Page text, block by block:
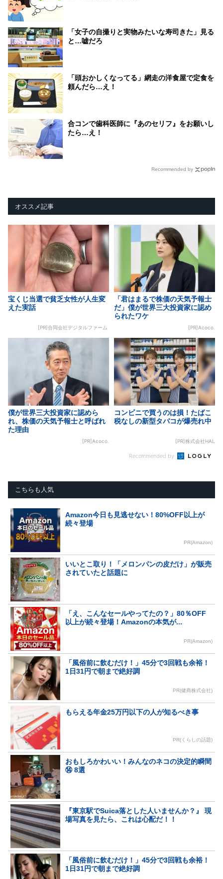
「女子の自撮りと実物みたいな寿司きた」見る
と…嘘だろ
「頭おかしくなってる」網走の洋食屋で定食を
頼んだら…え！
合コンで歯科医師に『あのセリフ』をお願いし
たら…え！
Recommended by
オススメ記事
宝くじ当選で貧乏女性が人生変
えた実話
[PR]合同会社デジタルファーム
「君はまるで株価の天気予報士
だ」僕が世界三大投資家に認め
られたワケ
[PR]Acoco.
僕が世界三大投資家に認めら
れ、株価の天気予報士と呼ばれ
た理由
[PR]Acoco.
コンビニで買うのは損！たばこ
税なしの新型タバコが爆売れ中
[PR]株式会社HAL
Recommended by
こちらも人気
Amazon今日も見逃せない！80%OFF以上が
続々登場
PR(Amazon)
いいとこ取り！「メロンパンの皮だけ」が販売
されていたと話題に
「え、こんなセールやってたの？」80％OFF
以上が続々登場！Amazonの本気が...
PR(Amazon)
「風俗前に飲むだけ！」45分で3回戦も余裕！
1日31円で朝まで絶好調
PR(健商株式会社)
もらえる年金25万円以下の人が知るべき事
PR(くらしの話題)
おもしろかわいい！みんなのネコの決定的瞬間
⑭ 8選
『東京駅でSuica落とした人いませんか？』 現
場写真を見たら、これは心配だ！！
「風俗前に飲むだけ！」45分で3回戦も余裕！
1日31円で朝まで絶好調